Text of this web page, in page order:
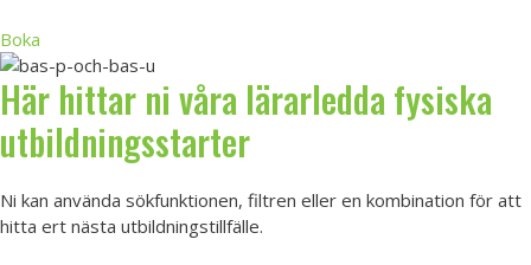
Boka
Här hittar ni våra lärarledda fysiska
utbildningsstarter
Ni kan använda sökfunktionen, filtren eller en kombination för att
hitta ert nästa utbildningstillfälle.